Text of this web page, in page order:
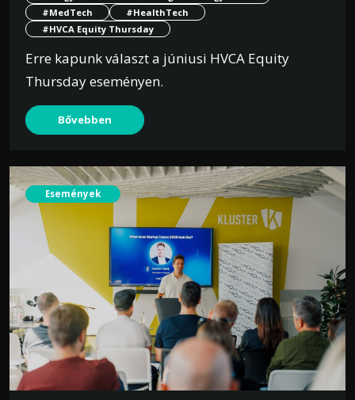
#MedTech
#HealthTech
#HVCA Equity Thursday
Erre kapunk választ a júniusi HVCA Equity
Thursday eseményen.
Bővebben
Események